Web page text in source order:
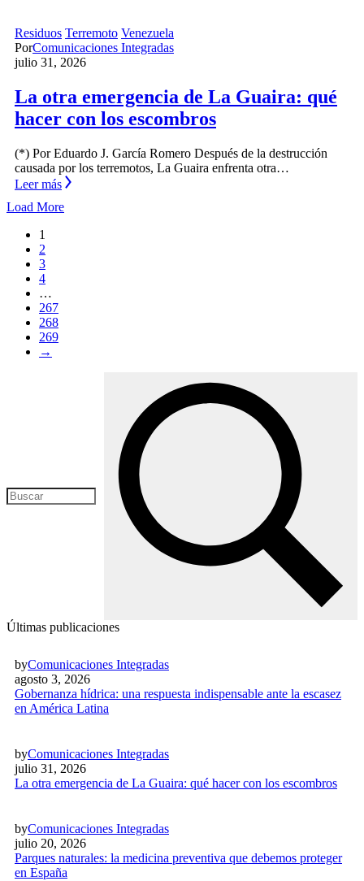
Residuos Terremoto Venezuela
PorComunicaciones Integradas
julio 31, 2026
La otra emergencia de La Guaira: qué
hacer con los escombros
(*) Por Eduardo J. García Romero Después de la destrucción
causada por los terremotos, La Guaira enfrenta otra…
Leer más
Load More
1
2
3
4
…
267
268
269
→
Últimas publicaciones
byComunicaciones Integradas
agosto 3, 2026
Gobernanza hídrica: una respuesta indispensable ante la escasez
en América Latina
byComunicaciones Integradas
julio 31, 2026
La otra emergencia de La Guaira: qué hacer con los escombros
byComunicaciones Integradas
julio 20, 2026
Parques naturales: la medicina preventiva que debemos proteger
en España